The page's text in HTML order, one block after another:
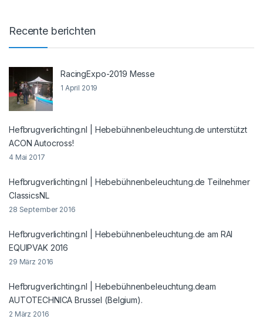
Recente berichten
RacingExpo-2019 Messe
1 April 2019
Hefbrugverlichting.nl | Hebebühnenbeleuchtung.de unterstützt
ACON Autocross!
4 Mai 2017
Hefbrugverlichting.nl | Hebebühnenbeleuchtung.de Teilnehmer
ClassicsNL
28 September 2016
Hefbrugverlichting.nl | Hebebühnenbeleuchtung.de am RAI
EQUIPVAK 2016
29 März 2016
Hefbrugverlichting.nl | Hebebühnenbeleuchtung.deam
AUTOTECHNICA Brussel (Belgium).
2 März 2016